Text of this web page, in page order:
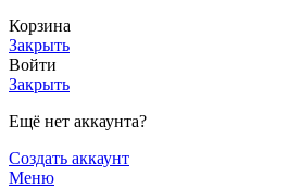
Корзина
Закрыть
Войти
Закрыть
Ещё нет аккаунта?
Создать аккаунт
Меню